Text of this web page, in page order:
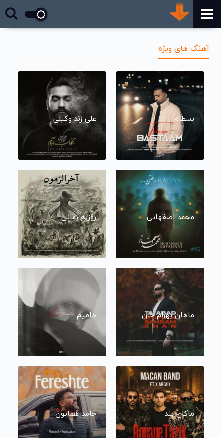
آهنگ های ویژه
بسطام علی زند وکیلی
محمد اصفهانی روزبه بمانی
ماهان بهرام خان حامیم
ماکان بند حامد همایون